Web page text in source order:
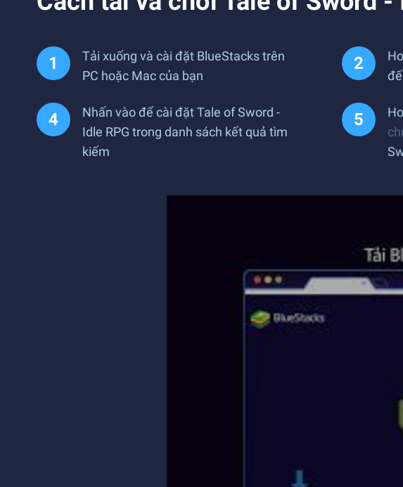
Tải xuống và cài đặt BlueStacks trên
PC hoặc Mac của bạn
Nhấn vào để cài đặt Tale of Sword -
Idle RPG trong danh sách kết quả tìm
kiếm